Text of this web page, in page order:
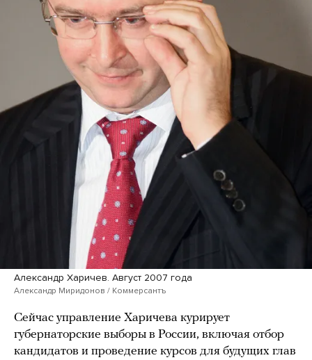
Александр Харичев. Август 2007 года
Александр Миридонов / Коммерсантъ
Сейчас управление Харичева курирует
губернаторские выборы в России, включая отбор
кандидатов и проведение курсов для будущих глав